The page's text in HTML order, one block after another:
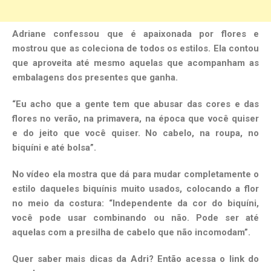
Adriane confessou que é apaixonada por flores e
mostrou que as coleciona de todos os estilos. Ela contou
que aproveita até mesmo aquelas que acompanham as
embalagens dos presentes que ganha.
“Eu acho que a gente tem que abusar das cores e das
flores no verão, na primavera, na época que você quiser
e do jeito que você quiser. No cabelo, na roupa, no
biquíni e até bolsa”.
No vídeo ela mostra que dá para mudar completamente o
estilo daqueles biquínis muito usados, colocando a flor
no meio da costura: “Independente da cor do biquíni,
você pode usar combinando ou não. Pode ser até
aquelas com a presilha de cabelo que não incomodam”.
Quer saber mais dicas da Adri? Então acessa o link do